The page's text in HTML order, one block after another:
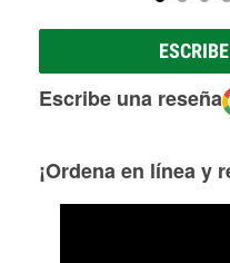
Escribe una reseña
¡Ordena en línea y